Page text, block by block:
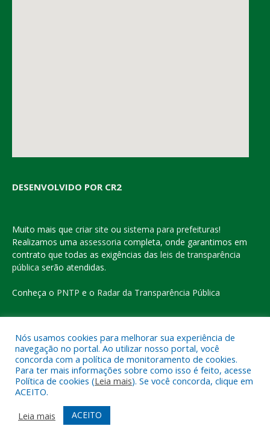
DESENVOLVIDO POR CR2
Muito mais que criar site ou sistema para prefeituras!
Realizamos uma assessoria completa, onde garantimos em
contrato que todas as exigências das leis de transparência
pública serão atendidas.
Conheça o PNTP e o Radar da Transparência Pública
Todos os direitos reservados a Prefeitura Municipal de Eldorado
do Carajás
Mapa do Site
Acessar o Webmail
Nós usamos cookies para melhorar sua experiência de
navegação no portal. Ao utilizar nosso portal, você
concorda com a política de monitoramento de cookies.
Para ter mais informações sobre como isso é feito, acesse
Política de cookies (Leia mais). Se você concorda, clique em
ACEITO.
Leia mais
ACEITO